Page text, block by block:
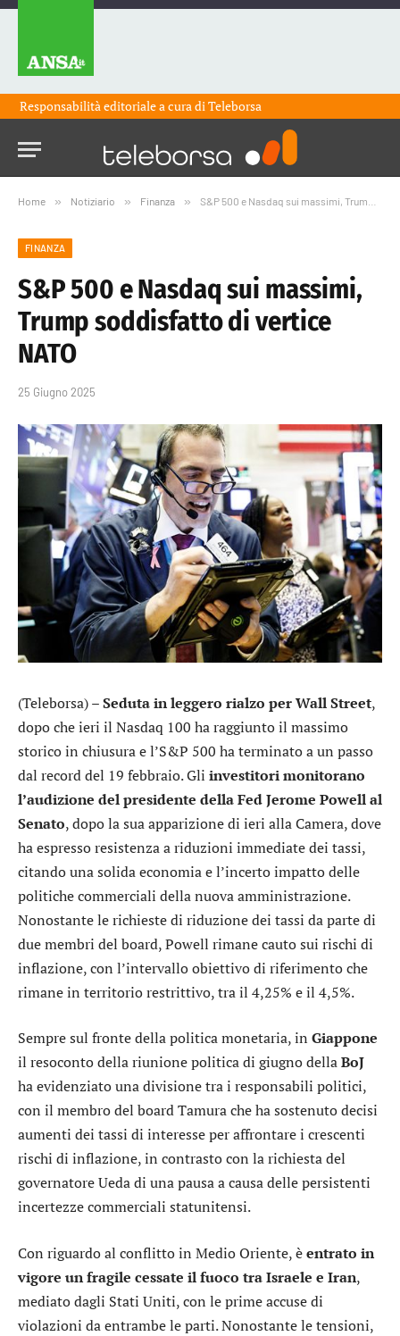
Responsabilità editoriale a cura diTeleborsa
Home » Notiziario » Finanza » S&P 500 e Nasdaq sui massimi, Trump soddisfatto di vertice NATO
FINANZA
S&P 500 e Nasdaq sui massimi,
Trump soddisfatto di vertice
NATO
25 Giugno 2025
(Teleborsa) –Seduta in leggero rialzo per Wall Street,
dopo che ieri il Nasdaq 100 ha raggiunto il massimo
storico in chiusura e l’S&P 500 ha terminato a un passo
dal record del 19 febbraio. Gli investitori monitorano
l’audizione del presidente della Fed Jerome Powell al
Senato, dopo la sua apparizione di ieri alla Camera, dove
ha espresso resistenza a riduzioni immediate dei tassi,
citando una solida economia e l’incerto impatto delle
politiche commerciali della nuova amministrazione.
Nonostante le richieste di riduzione dei tassi da parte di
due membri del board, Powell rimane cauto sui rischi di
inflazione, con l’intervallo obiettivo di riferimento che
rimane in territorio restrittivo, tra il 4,25% e il 4,5%.
Sempre sul fronte della politica monetaria, in Giappone
il resoconto della riunione politica di giugno dellaBoJ
ha evidenziato una divisione tra i responsabili politici,
con il membro del board Tamura che ha sostenuto decisi
aumenti dei tassi di interesse per affrontare i crescenti
rischi di inflazione, in contrasto con la richiesta del
governatore Ueda di una pausa a causa delle persistenti
incertezze commerciali statunitensi.
Con riguardo al conflitto in Medio Oriente, èentrato in
vigore un fragile cessate il fuoco tra Israele e Iran,
mediato dagli Stati Uniti, con le prime accuse di
violazioni da entrambe le parti. Nonostante le tensioni,